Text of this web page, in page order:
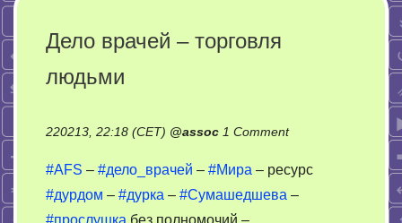
Дело врачей – торговля
людьми
220213, 22:18 (CET) @assoc 1 Commenton
врачей
–
#AFS – #дело_врачей – #Мира – ресурс
#дурдом – #дурка – #Сумашедшева –
#прослушка без полномочий –